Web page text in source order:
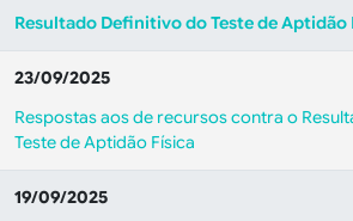
Resultado Definitivo do Teste de Aptidão
23/09/2025
Respostas aos de recursos contra o
Teste de Aptidão Física
19/09/2025